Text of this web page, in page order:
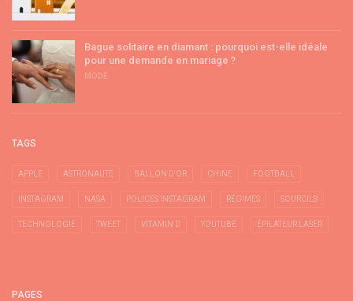
Bague solitaire en diamant : pourquoi est-elle idéale
pour une demande en mariage ?
MODE
TAGS
APPLE ASTRONAUTE BALLON D'OR CHINE FOOTBALL
INSTAGRAM NASA POLICES INSTAGRAM RÉGIMES SOURCILS
TECHNOLOGIE TWEET VITAMIN D YOUTUBE ÉPILATEUR LASER
PAGES